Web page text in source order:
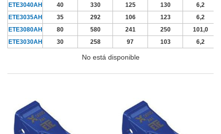
ETE3040AH
40 330 125 130
6,2
ETE3035AH
35 292 106 123
6,2
ETE3080AH
80 580 241 250
101,0
ETE3030AH
30 258 97 103 6,2
No está disponible